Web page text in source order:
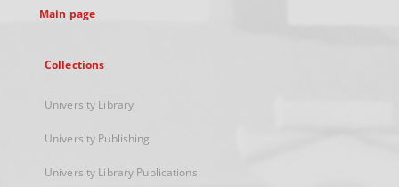
Main page
Collections
University Library
University Publishing
University Library Publications